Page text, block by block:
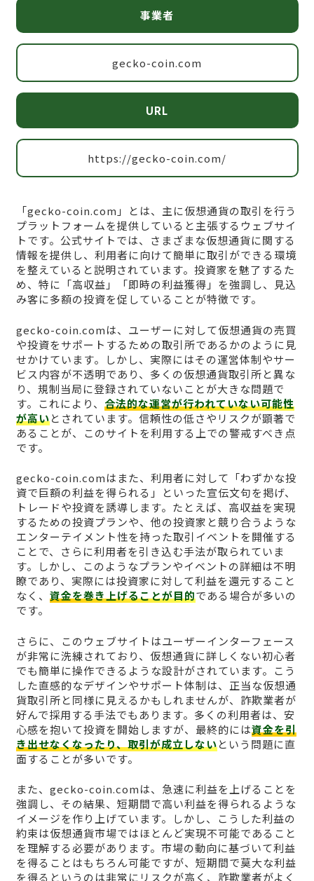
事業者
gecko-coin.com
URL
https://gecko-coin.com/
「gecko-coin.com」とは、主に仮想通貨の取引を行う
プラットフォームを提供していると主張するウェブサイ
トです。公式サイトでは、さまざまな仮想通貨に関する
情報を提供し、利用者に向けて簡単に取引ができる環境
を整えていると説明されています。投資家を魅了するた
め、特に「高収益」「即時の利益獲得」を強調し、見込
み客に多額の投資を促していることが特徴です。
gecko-coin.comは、ユーザーに対して仮想通貨の売買
や投資をサポートするための取引所であるかのように見
せかけています。しかし、実際にはその運営体制やサー
ビス内容が不透明であり、多くの仮想通貨取引所と異な
り、規制当局に登録されていないことが大きな問題で
す。これにより、 合法的な運営が行われていない可能性
が高いとされています。信頼性の低さやリスクが顕著で
あることが、このサイトを利用する上での警戒すべき点
です。
gecko-coin.comはまた、利用者に対して「わずかな投
資で巨額の利益を得られる」といった宣伝文句を掲げ、
トレードや投資を誘導します。たとえば、高収益を実現
するための投資プランや、他の投資家と競り合うような
エンターテイメント性を持った取引イベントを開催する
ことで、さらに利用者を引き込む手法が取られていま
す。しかし、このようなプランやイベントの詳細は不明
瞭であり、実際には投資家に対して利益を還元すること
なく、 資金を巻き上げることが目的である場合が多いの
です。
さらに、このウェブサイトはユーザーインターフェース
が非常に洗練されており、仮想通貨に詳しくない初心者
でも簡単に操作できるような設計がされています。こう
した直感的なデザインやサポート体制は、正当な仮想通
貨取引所と同様に見えるかもしれませんが、詐欺業者が
好んで採用する手法でもあります。多くの利用者は、安
心感を抱いて投資を開始しますが、最終的には資金を引
き出せなくなったり、取引が成立しないという問題に直
面することが多いです。
また、gecko-coin.comは、急速に利益を上げることを
強調し、その結果、短期間で高い利益を得られるような
イメージを作り上げています。しかし、こうした利益の
約束は仮想通貨市場ではほとんど実現不可能であること
を理解する必要があります。市場の動向に基づいて利益
を得ることはもちろん可能ですが、短期間で莫大な利益
を得るというのは非常にリスクが高く、詐欺業者がよく